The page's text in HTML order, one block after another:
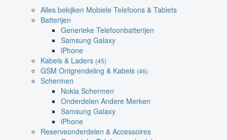
Alles bekijken Mobiele Telefoons & Tablets
Batterijen
Generieke Telefoonbatterijen
Samsung Galaxy
iPhone
Kabels & Laders (45)
GSM Ontgrendeling & Kabels (46)
Schermen
Nokia Schermen
Onderdelen Andere Merken
Samsung Galaxy
iPhone
Reserveonderdelen & Accessoires